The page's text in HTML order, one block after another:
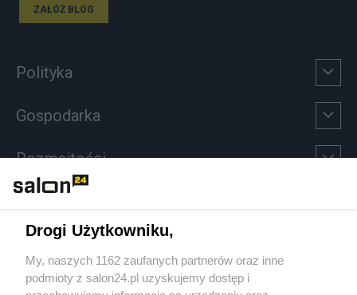
ZAŁÓŻ BLOG
Polityka
Gospodarka
Rozmaitości
Sport
Społeczeństwo
Drogi Użytkowniku,
My, naszych 1162 zaufanych partnerów oraz inne
podmioty z salon24.pl uzyskujemy dostęp i